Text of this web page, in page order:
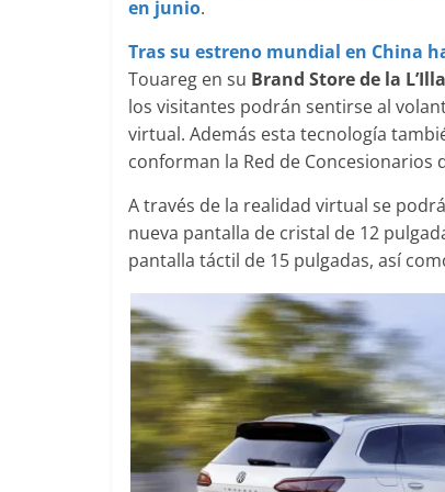
en junio.
Tras su estreno mundial en China
Touareg en su Brand Store de la
los visitantes podrán sentirse al
virtual. Además esta tecnología
conforman la Red de Concesionarios
A través de la realidad virtual se
nueva pantalla de cristal de 12
pantalla táctil de 15 pulgadas, así
Audi RS6: 20 años de
deportividad
Clásicos
BMW
1977
50 años del Mercedes-Benz
ESF 13: un experimento de
Seguridad
El
de
11 de